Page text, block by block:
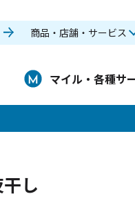
商品・店舗・サービス
マイル・各種サ
し